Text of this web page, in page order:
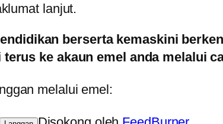
lanjut.
berserta kemaskini
ke akaun emel anda melalui
melalui emel: